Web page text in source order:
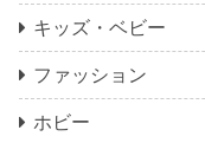
キッズ・ベビー
ファッション
ホビー